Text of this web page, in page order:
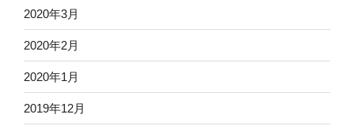
2020年3月
2020年2月
2020年1月
2019年12月